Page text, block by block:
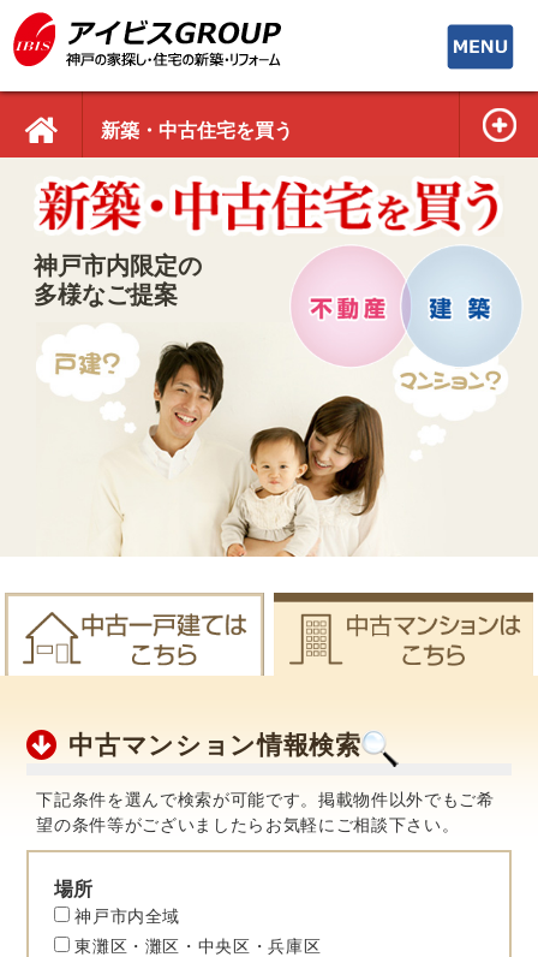
toggle
新築・中古住宅を買う
神戸市内限定の
多様なご提案
中古マンション情報検索
下記条件を選んで検索が可能です。掲載物件以外でもご希
望の条件等がございましたらお気軽にご相談下さい。
場所
神戸市内全域
東灘区・灘区・中央区・兵庫区